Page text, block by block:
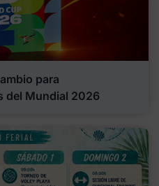
para
del Mundial 2026